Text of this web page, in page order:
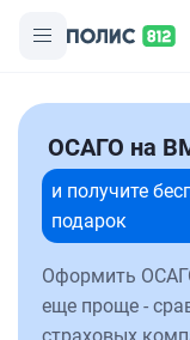
ОСАГО на
и получите
подарок
Оформить
еще проще -